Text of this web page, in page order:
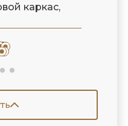
каркас,